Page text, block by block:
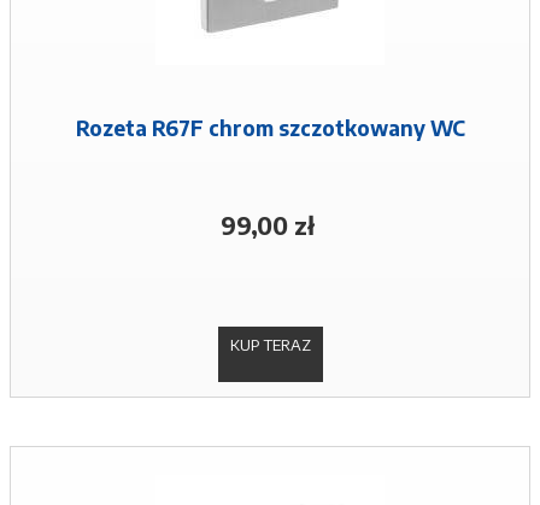
Rozeta R67F chrom szczotkowany WC
99,00 zł
KUP TERAZ